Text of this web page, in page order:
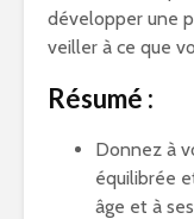
développer une
veiller à ce que
Résumé :
Donnez à
équilibrée
âge et à